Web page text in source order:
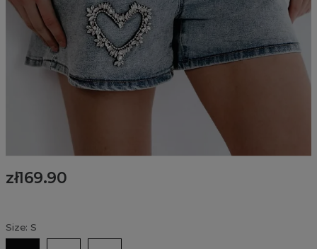
zł169.90
Size: S